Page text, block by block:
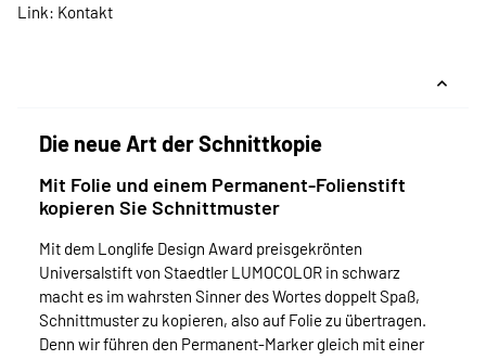
Link: Kontakt
Die neue Art der Schnittkopie
Mit Folie und einem Permanent-Folienstift
kopieren Sie Schnittmuster
Mit dem Longlife Design Award preisgekrönten
Universalstift von Staedtler LUMOCOLOR in schwarz
macht es im wahrsten Sinner des Wortes doppelt Spaß,
Schnittmuster zu kopieren, also auf Folie zu übertragen.
Denn wir führen den Permanent-Marker gleich mit einer